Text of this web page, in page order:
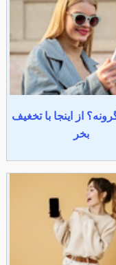
از اینجا با تخغیف
بخر